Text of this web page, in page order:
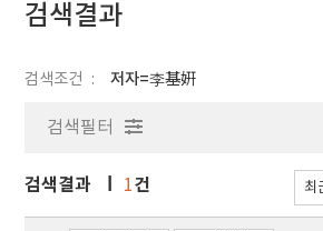
검색결과
검색조건 저자=李基姸
검색필터
검색결과 1건